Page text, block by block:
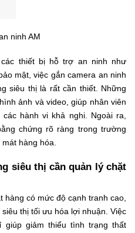
ninh AM
thiết bị hỗ trợ an ninh như
mật, việc gắn camera an ninh
siêu thị là rất cần thiết. Những
ảnh và video, giúp nhân viên
hành vi khả nghi. Ngoài ra,
chứng rõ ràng trong trường
hàng hóa.
siêu thị cần quản lý chặt
có mức độ cạnh tranh cao,
thị tối ưu hóa lợi nhuận. Việc
giúp giảm thiểu tình trạng thất